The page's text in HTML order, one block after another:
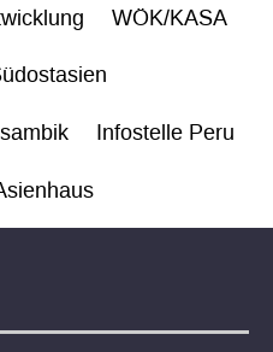
WÖK/KASA
Infostelle Peru